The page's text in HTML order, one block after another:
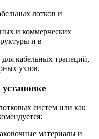
лотков и
и коммерческих
и в
кабельных трапеций,
узлов.
систем или как
материалы и